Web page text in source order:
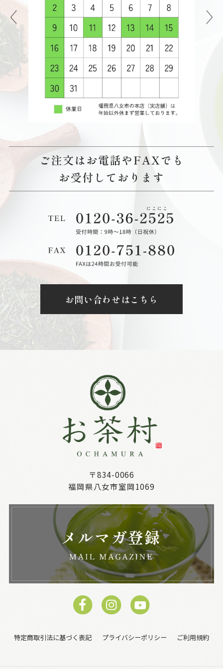
お問い合わせはこちら
〒834-0066
福岡県八女市室岡1069
特定商取引法に基づく表記 プライバシーポリシー ご利用規約